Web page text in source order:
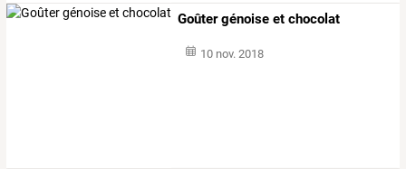
Goûter génoise et chocolat
10 nov. 2018